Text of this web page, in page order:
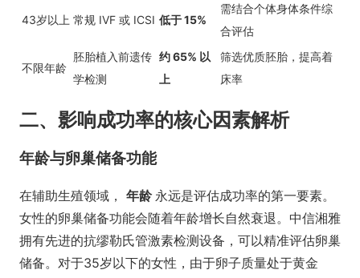
43岁以上 常规 IVF 或 ICSI 低于 15%
需结合个体身体条件综
合评估
不限年龄
胚胎植入前遗传
学检测
约 65% 以
上
筛选优质胚胎，提高着
床率
二、影响成功率的核心因素解析
年龄与卵巢储备功能
在辅助生殖领域， 年龄 永远是评估成功率的第一要素。
女性的卵巢储备功能会随着年龄增长自然衰退。中信湘雅
拥有先进的抗缪勒氏管激素检测设备，可以精准评估卵巢
储备。对于35岁以下的女性，由于卵子质量处于黄金